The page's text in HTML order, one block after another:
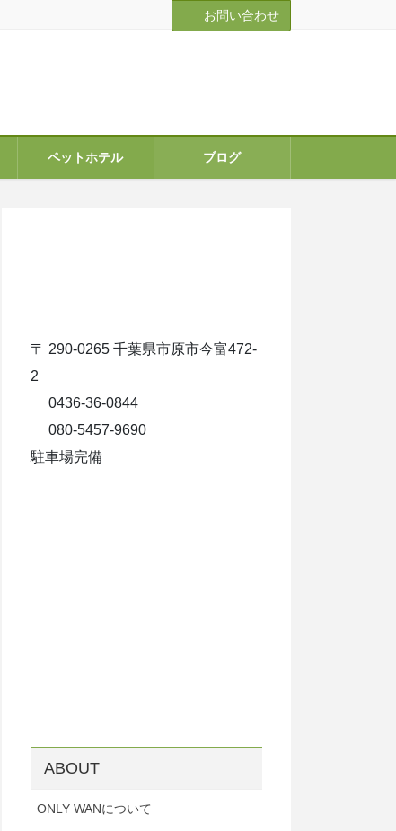
お問い合わせ
ペットホテル ブログ
〒 290-0265 千葉県市原市今富472-
2
0436-36-0844
080-5457-9690
駐車場完備
ABOUT
ONLY WANについて